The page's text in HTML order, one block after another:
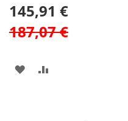
145,91 €
187,07 €
AÑADIR